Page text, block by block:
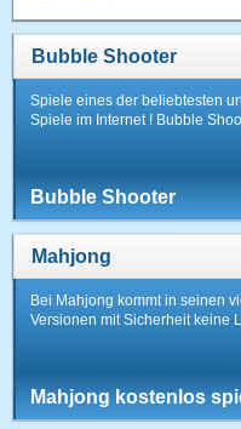
Bubble Shooter
Spiele eines der beliebtesten
Spiele im Internet ! Bubble
Bubble Shooter
Mahjong
Bei Mahjong kommt in seinen
Versionen mit Sicherheit keine
Mahjong kostenlos